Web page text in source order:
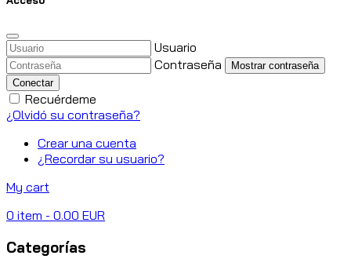
Usuario
Contraseña
Mostrar contraseña
Conectar
Recuérdeme
¿Olvidó su contraseña?
Crear una cuenta
¿Recordar su usuario?
My cart
0 item - 0.00 EUR
Categorías